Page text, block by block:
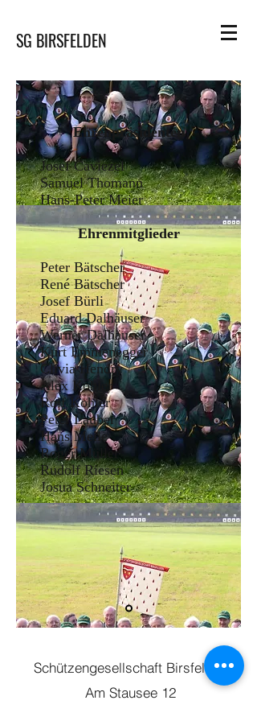
SG BIRSFELDEN
Ehrenpräsidenten
Josef Caviezel
Samuel Thomann
Hans-Peter Meier
Ehrenmitglieder
Peter Bätscher
René Bätscher
Josef Bürli
Eduard Dalhäuser
Werner Dalhäuser
Kurt Emmenegger
Clivia Hendry
Alex Kohler
Rolf Kohler
Peter Lauber
Hans Meile
Roger Müller
Rudolf Riesen
Josua Schneiter
Schützengesellschaft Birsfelden
Am Stausee 12